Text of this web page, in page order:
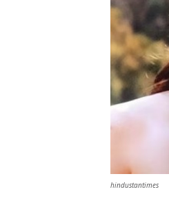
hindustantimes